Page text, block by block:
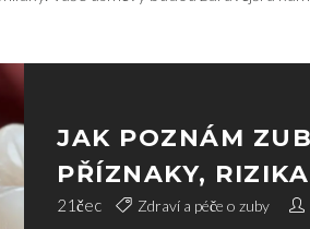
JAK POZNÁM
PŘÍZNAKY,
PREVENCE
21čec Zdraví a péče o zuby